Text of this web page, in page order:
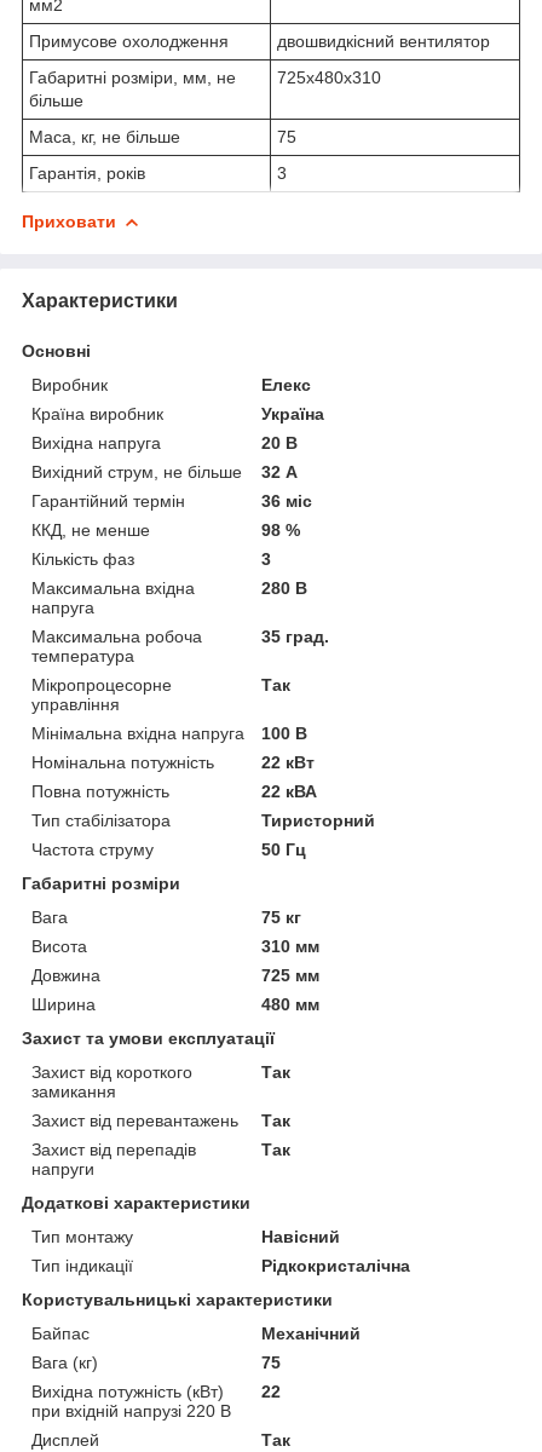
мм2
Примусове охолодження
двошвидкісний вентилятор
Габаритні розміри, мм, не
більше
725х480х310
Маса, кг, не більше
75
Гарантія, років
3
Приховати
Характеристики
Основні
Виробник
Елекс
Країна виробник
Україна
Вихідна напруга
20 В
Вихідний струм, не більше
32 А
Гарантійний термін
36 міс
ККД, не менше
98 %
Кількість фаз
3
Максимальна вхідна
напруга
280 В
Максимальна робоча
температура
35 град.
Мікропроцесорне
управління
Так
Мінімальна вхідна напруга
100 В
Номінальна потужність
22 кВт
Повна потужність
22 кВА
Тип стабілізатора
Тиристорний
Частота струму
50 Гц
Габаритні розміри
Вага
75 кг
Висота
310 мм
Довжина
725 мм
Ширина
480 мм
Захист та умови експлуатації
Захист від короткого
замикання
Так
Захист від перевантажень
Так
Захист від перепадів
напруги
Так
Додаткові характеристики
Тип монтажу
Навісний
Тип індикації
Рідкокристалічна
Користувальницькі характеристики
Байпас
Механічний
Вага (кг)
75
Вихідна потужність (кВт)
при вхідній напрузі 220 В
22
Дисплей
Так